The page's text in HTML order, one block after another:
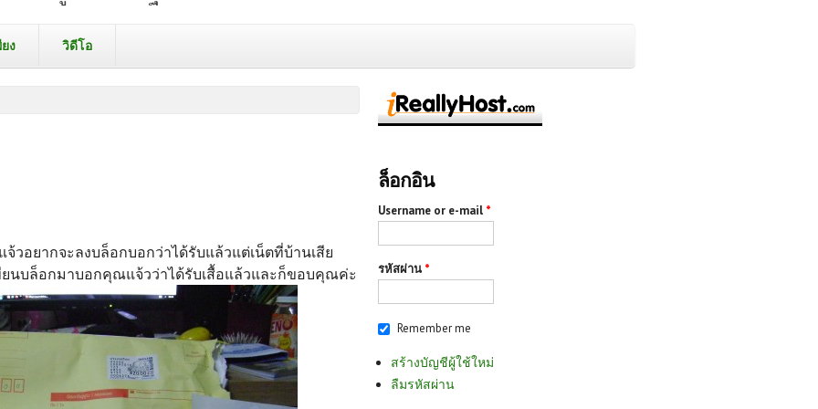
ง วิดีโอ
วอยากจะลงบล็อกบอกว่าได้รับแล้วแต่เน็ตที่บ้านเสีย
ยนบล็อกมาบอกคุณแจ้วว่าได้รับเสื้อแล้วและก็ขอบคุณค่ะ
ล็อกอิน
Username or e-mail *
รหัสผ่าน *
Remember me
สร้างบัญชีผู้ใช้ใหม่
ลืมรหัสผ่าน